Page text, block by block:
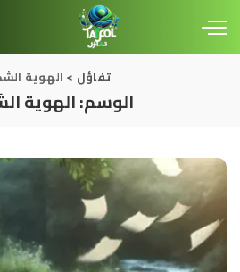
تفاؤل > الهوية
الوسم:الهوية